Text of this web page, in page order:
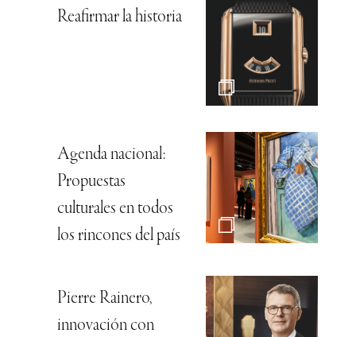
Reafirmar la historia
Agenda nacional:
Propuestas
culturales en todos
los rincones del país
Pierre Rainero,
innovación con